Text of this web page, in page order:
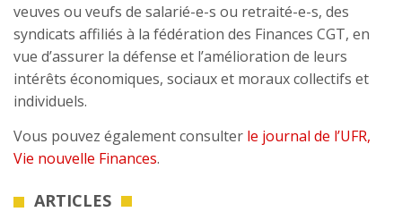
veuves ou veufs de salarié-e-s ou retraité-e-s, des
syndicats affiliés à la fédération des Finances CGT, en
vue d’assurer la défense et l’amélioration de leurs
intérêts économiques, sociaux et moraux collectifs et
individuels.
Vous pouvez également consulter le journal de l’UFR,
Vie nouvelle Finances.
ARTICLES